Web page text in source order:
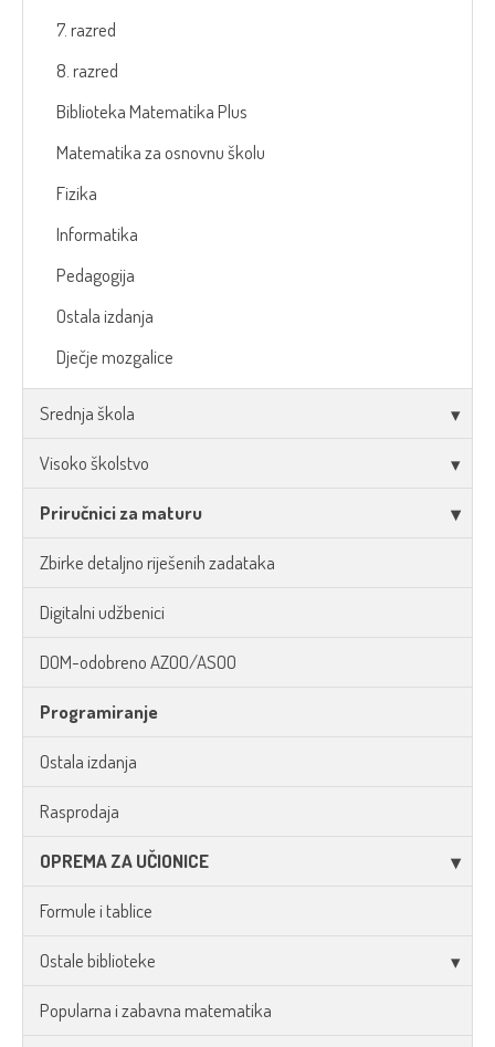
7. razred
8. razred
Biblioteka Matematika Plus
Matematika za osnovnu školu
Fizika
Informatika
Pedagogija
Ostala izdanja
Dječje mozgalice
Srednja škola
Visoko školstvo
Priručnici za maturu
Zbirke detaljno riješenih zadataka
Digitalni udžbenici
DOM-odobreno AZOO/ASOO
Programiranje
Ostala izdanja
Rasprodaja
OPREMA ZA UČIONICE
Formule i tablice
Ostale biblioteke
Popularna i zabavna matematika